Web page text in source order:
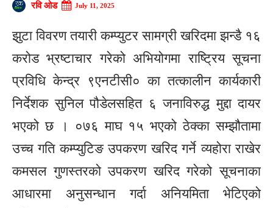
रवि ओड July 11, 2025
झुटा विवरण तयारी कम्प्युटर सामग्री खरिदमा झन्डै १६
करोड भ्रष्टाचार गरेको अभियोगमा राष्ट्रिय सूचना
प्रविधि केन्द्र ९एनटीसी० का तत्कालीन कार्यकारी
निर्देशक सुनिल पौडेलसहित ६ जनाविरुद्ध मुद्दा दायर
भएको छ । ०७६ माघ १५ भएको ठेक्का सम्झौतामा
उच्च गति कम्प्युटिङ उपकरण खरिद गर्ने व्यहोरा राखेर
कमसल गुणस्तरको उपकरण खरिद गरेको सूचनाका
आधारमा अनुसन्धान गर्दा अनियमिता भेटिएको